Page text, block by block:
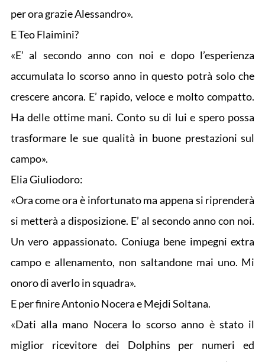
per ora grazie Alessandro».
E Teo Flaimini?
«E’ al secondo anno con noi e dopo l’esperienza
accumulata lo scorso anno in questo potrà solo che
crescere ancora. E’ rapido, veloce e molto compatto.
Ha delle ottime mani. Conto su di lui e spero possa
trasformare le sue qualità in buone prestazioni sul
campo».
Elia Giuliodoro:
«Ora come ora è infortunato ma appena si riprenderà
si metterà a disposizione. E’ al secondo anno con noi.
Un vero appassionato. Coniuga bene impegni extra
campo e allenamento, non saltandone mai uno. Mi
onoro di averlo in squadra».
E per finire Antonio Nocera e Mejdi Soltana.
«Dati alla mano Nocera lo scorso anno è stato il
miglior ricevitore dei Dolphins per numeri ed